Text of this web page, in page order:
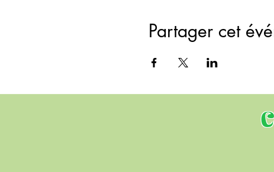
Partager cet